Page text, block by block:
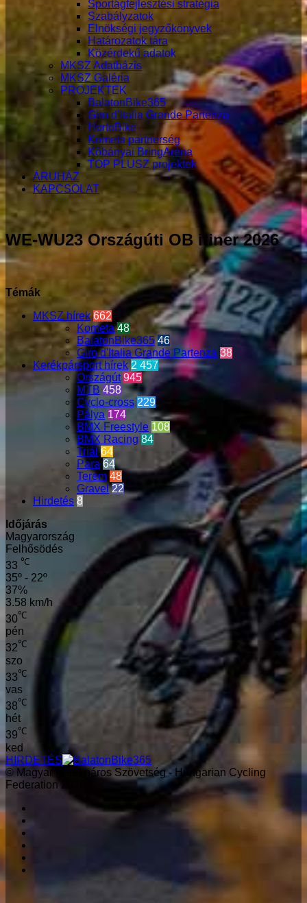
Sportágfejlesztési stratégia
Szabályzatok
Elnökségi jegyzőkönyvek
Határozatok tára
Közérdekű adatok
MKSZ Adatbázis
MKSZ Galéria
PROJEKTEK
BalatonBike365
Giro d’Italia Grande Partenza
HortoBike
Kometa partnerség
Kőbányai BringAréna
TOP PLUSZ projektek
ÁRUHÁZ
KAPCSOLAT
WE-WU23 Országúti OB itiner 2026
Témák
MKSZ hírek 662
Kometa 48
BalatonBike365 46
Giro d'Italia Grande Partenza 38
Kerékpársport hírek 2 457
Országút 945
MTB 458
Cyclo-cross 229
Pálya 174
BMX Freestyle 108
BMX Racing 84
Triál 64
Para 64
Terem 48
Gravel 22
Hirdetés 8
Időjárás
Magyarország
Felhősödés
33 ℃
35º - 22º
37%
3.58 km/h
30℃
pén
32℃
szo
33℃
vas
38℃
hét
39℃
ked
HIRDETÉS
© Magyar Kerékpáros Szövetség - Hungarian Cycling
Federation 2026.
X